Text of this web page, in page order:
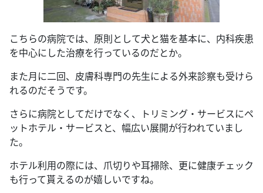
こちらの病院では、原則として犬と猫を基本に、内科疾患
を中心にした治療を行っているのだとか。
また月に二回、皮膚科専門の先生による外来診察も受けら
れるのだそうです。
さらに病院としてだけでなく、トリミング・サービスにペ
ットホテル・サービスと、幅広い展開が行われていまし
た。
ホテル利用の際には、爪切りや耳掃除、更に健康チェック
も行って貰えるのが嬉しいですね。